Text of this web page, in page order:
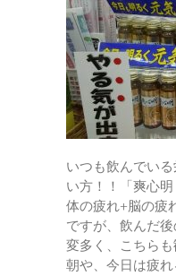
いつも飲んでい
い方！！「爽心明
体の疲れ+脳の疲
ですが、飲んだ
変多く、こちら
朝や、今日は疲